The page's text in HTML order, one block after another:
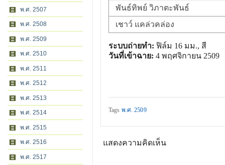
พ.ศ. 2507
พ.ศ. 2508
พ.ศ. 2509
พ.ศ. 2510
พ.ศ. 2511
พ.ศ. 2512
พ.ศ. 2513
พ.ศ. 2514
พ.ศ. 2515
พ.ศ. 2516
พ.ศ. 2517
พันธ์ทิพย์ วิภาตะพันธ์
เชาว์ แคล่วคล่อง
ระบบถ่ายทำ: ฟิล์ม 16 มม., สี
วันที่เข้าฉาย: 4 พฤศจิกายน 2509
Tags พ.ศ. 2509
แสดงความคิดเห็น